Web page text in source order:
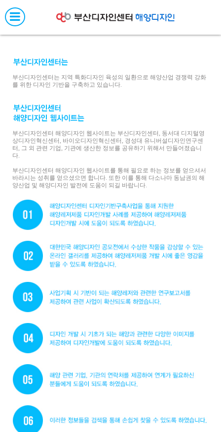
메
뉴
부산디자인센터는 지역 특화디자인 육성의 일환으로 해양산업 경쟁력 강화
를 위한 디자인 기반을 구축하고 있습니다.
부산디자인센터 해양디자인 웹사이트는 부산디자인센터, 동서대 디지털영
상디자인혁신센터, 바이오디자인혁신센터, 경성대 유니버설디자인연구센
터, 그 외 관련 기업, 기관에 생산한 정보를 공유하기 위해서 만들어졌습니
다.
부산디자인센터 해양디자인 웹사이트를 통해 필요로 하는 정보를 얻으셔서
바라시는 성취를 얻으셨으면 합니다. 또한 이를 통해 다소나마 동남권의 해
양산업 및 해양디자인 발전에 도움이 되길 바랍니다.